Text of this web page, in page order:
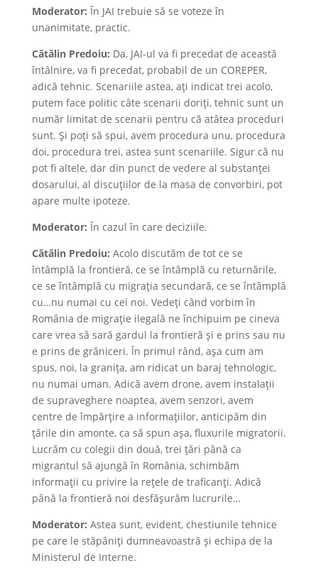
Moderator: În JAI trebuie să se voteze în
unanimitate, practic.
Cătălin Predoiu: Da, JAI-ul va fi precedat de această
întâlnire, va fi precedat, probabil de un COREPER,
adică tehnic. Scenariile astea, ați indicat trei acolo,
putem face politic câte scenarii doriți, tehnic sunt un
număr limitat de scenarii pentru că atâtea proceduri
sunt. Și poți să spui, avem procedura unu, procedura
doi, procedura trei, astea sunt scenariile. Sigur că nu
pot fi altele, dar din punct de vedere al substanței
dosarului, al discuțiilor de la masa de convorbiri, pot
apare multe ipoteze.
Moderator: În cazul în care deciziile.
Cătălin Predoiu: Acolo discutăm de tot ce se
întâmplă la frontieră, ce se întâmplă cu returnările,
ce se întâmplă cu migrația secundară, ce se întâmplă
cu…nu numai cu cei noi. Vedeți când vorbim în
România de migrație ilegală ne închipuim pe cineva
care vrea să sară gardul la frontieră și e prins sau nu
e prins de grăniceri. În primul rând, așa cum am
spus, noi, la granița, am ridicat un baraj tehnologic,
nu numai uman. Adică avem drone, avem instalații
de supraveghere noaptea, avem senzori, avem
centre de împărțire a informațiilor, anticipăm din
țările din amonte, ca să spun așa, fluxurile migratorii.
Lucrăm cu colegii din două, trei țări până ca
migrantul să ajungă în România, schimbăm
informații cu privire la rețele de traficanți. Adică
până la frontieră noi desfășurăm lucrurile…
Moderator: Astea sunt, evident, chestiunile tehnice
pe care le stăpâniți dumneavoastră și echipa de la
Ministerul de Interne.